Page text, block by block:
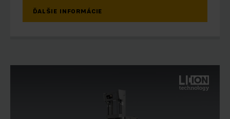
zrealizujeme systém bezobslužných vozíkov (AGV)
ĎALŠIE INFORMÁCIE